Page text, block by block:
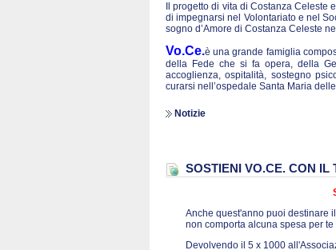
Il progetto di vita di Costanza
di impegnarsi nel Volontariato e nel
sogno d’Amore di Costanza Celeste
Vo.Ce.è una grande famiglia
della Fede che si fa opera, della
accoglienza, ospitalità, sostegno
curarsi nell’ospedale Santa Maria
Notizie
SOSTIENI VO.CE. CON IL
Anche quest'anno puoi destinare
non comporta alcuna spesa per
Devolvendo il 5 x 1000